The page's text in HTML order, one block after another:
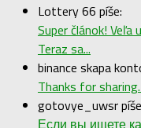
Lottery 66 píše:
Super článok! Veľa
Teraz sa...
binance skapa
Thanks for
gotovye_uwsr
Если вы ищете